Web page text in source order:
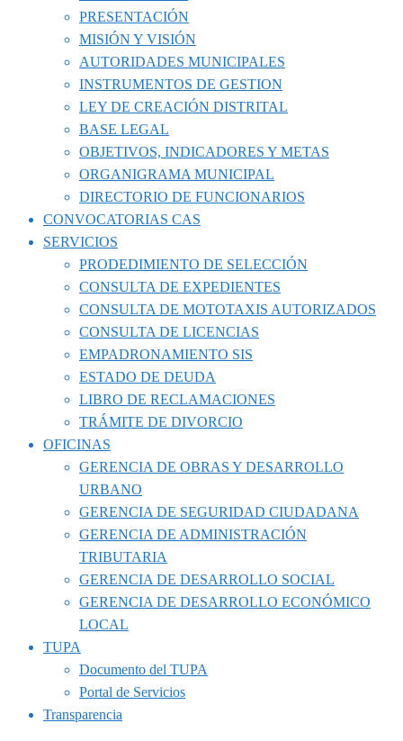
PRESENTACIÓN
MISIÓN Y VISIÓN
AUTORIDADES MUNICIPALES
INSTRUMENTOS DE GESTION
LEY DE CREACIÓN DISTRITAL
BASE LEGAL
OBJETIVOS, INDICADORES Y METAS
ORGANIGRAMA MUNICIPAL
DIRECTORIO DE FUNCIONARIOS
CONVOCATORIAS CAS
SERVICIOS
PRODEDIMIENTO DE SELECCIÓN
CONSULTA DE EXPEDIENTES
CONSULTA DE MOTOTAXIS AUTORIZADOS
CONSULTA DE LICENCIAS
EMPADRONAMIENTO SIS
ESTADO DE DEUDA
LIBRO DE RECLAMACIONES
TRÁMITE DE DIVORCIO
OFICINAS
GERENCIA DE OBRAS Y DESARROLLO
URBANO
GERENCIA DE SEGURIDAD CIUDADANA
GERENCIA DE ADMINISTRACIÓN
TRIBUTARIA
GERENCIA DE DESARROLLO SOCIAL
GERENCIA DE DESARROLLO ECONÓMICO
LOCAL
TUPA
Documento del TUPA
Portal de Servicios
Transparencia